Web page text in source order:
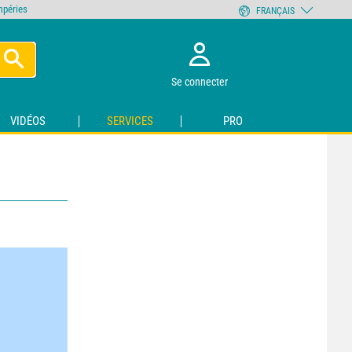
Se connecter
VIDÉOS SERVICES PRO
FRANÇAIS